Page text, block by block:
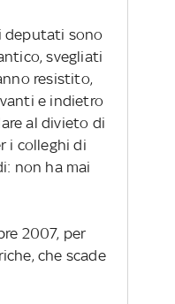
deputati sono
svegliati
resistito,
e indietro
al divieto di
i colleghi di
non ha mai
2007, per
che scade